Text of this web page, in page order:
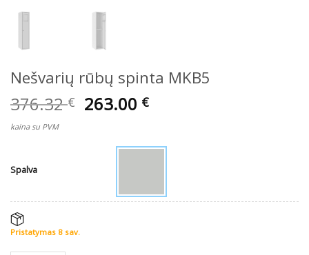
Nešvarių rūbų spinta MKB5
376.32€ Original
376.32 €.
263.00 €Current
263.00 €.
kaina su PVM
Spalva
Pristatymas 8 sav.